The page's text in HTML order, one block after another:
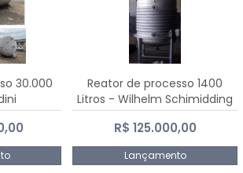
30.000
Reator de processo 1400
Litros - Wilhelm Schimidding
R$ 125.000,00
Lançamento